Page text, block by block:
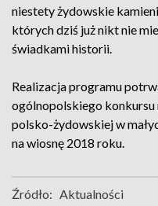
niestety żydowskie
których dziś już nikt nie
świadkami historii.
Realizacja programu
ogólnopolskiego konkursu
polsko-żydowskiej w
na wiosnę 2018 roku.
Źródło: Aktualności